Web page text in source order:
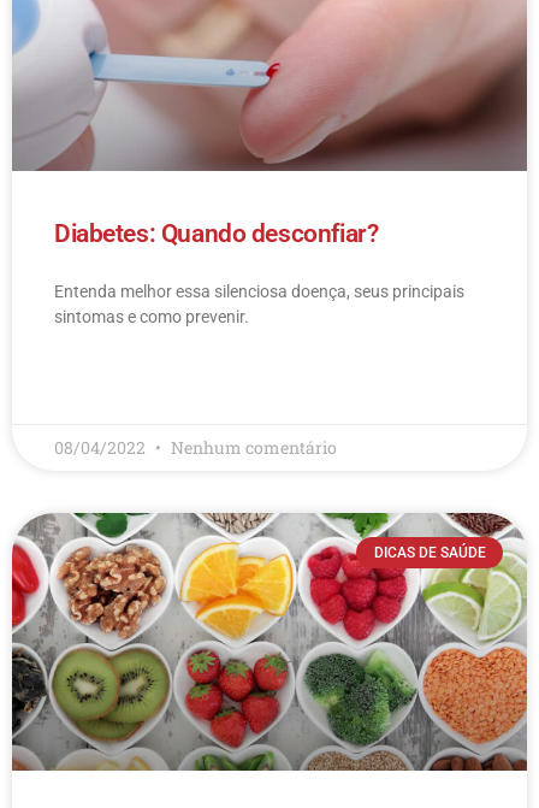
Diabetes: Quando desconfiar?
Entenda melhor essa silenciosa doença, seus principais
sintomas e como prevenir.
08/04/2022 Nenhum comentário
DICAS DE SAÚDE